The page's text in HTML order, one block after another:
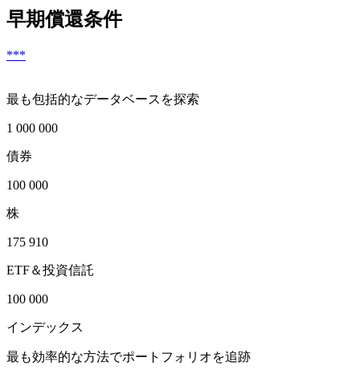
早期償還条件
***
最も包括的なデータベースを探索
1 000 000
債券
100 000
株
175 910
ETF＆投資信託
100 000
インデックス
最も効率的な方法でポートフォリオを追跡